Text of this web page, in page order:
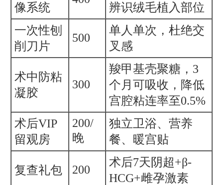
像系统
辨识绒毛植入部位
一次性刨
削刀片
500
单人单次，杜绝交
叉感
术中防粘
凝胶
300
羧甲基壳聚糖，3
个月可吸收，降低
宫腔粘连率至0.5%
术后VIP
留观房
200/
晚
独立卫浴、营养
餐、暖宫贴
复查礼包 200
术后7天阴超+β-
HCG+雌孕激素